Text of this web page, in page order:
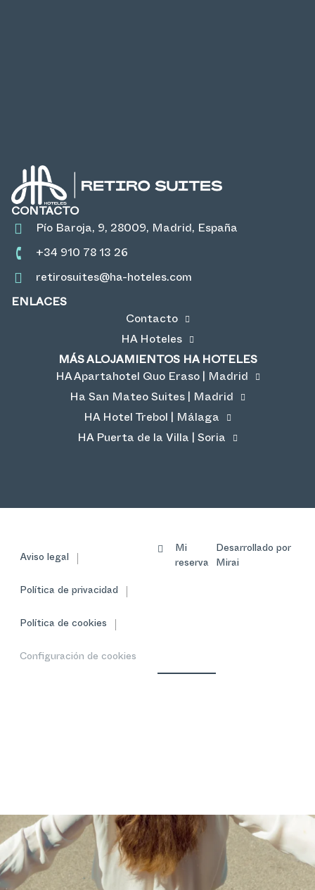
CONTACTO
Pío Baroja, 9, 28009, Madrid, España
+34 910 78 13 26
retirosuites@ha-hoteles.com
ENLACES
Contacto
HA Hoteles
MÁS ALOJAMIENTOS HA HOTELES
HA Apartahotel Quo Eraso | Madrid
Ha San Mateo Suites | Madrid
HA Hotel Trebol | Málaga
HA Puerta de la Villa | Soria
Aviso legal
Política de privacidad
Política de cookies
Configuración de cookies
Mi
reserva
Desarrollado por
Mirai